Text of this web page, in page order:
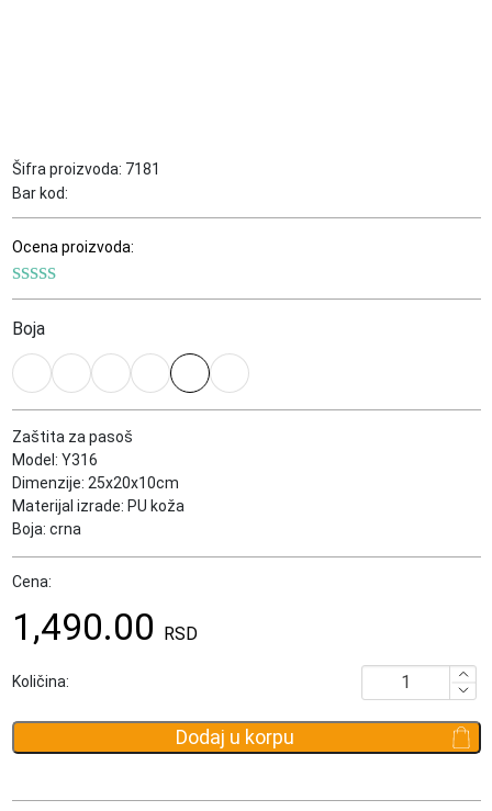
Bar kod:
Šifra proizvoda: 7181
Ocena proizvoda:
Boja
Zaštita za pasoš
Model: Y316
Dimenzije: 25x20x10cm
Materijal izrade: PU koža
Boja: crna
Cena:
1,490.00 RSD
Količina:
Futrola
za
pasoš
Dodaj u korpu